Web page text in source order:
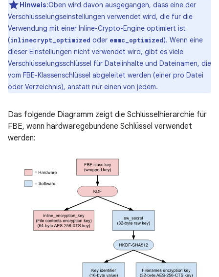
Hinweis:Oben wird davon ausgegangen, dass eine der
Verschlüsselungseinstellungen verwendet wird, die für die
Verwendung mit einer Inline-Crypto-Engine optimiert ist
(inlinecrypt_optimized oder emmc_optimized). Wenn eine
dieser Einstellungen nicht verwendet wird, gibt es viele
Verschlüsselungsschlüssel für Dateiinhalte und Dateinamen, die
vom FBE-Klassenschlüssel abgeleitet werden (einer pro Datei
oder Verzeichnis), anstatt nur einen von jedem.
Das folgende Diagramm zeigt die Schlüsselhierarchie für
FBE, wenn hardwaregebundene Schlüssel verwendet
werden: